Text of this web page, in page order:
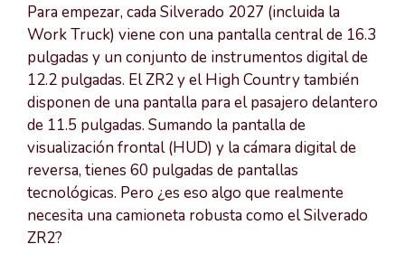
Para empezar, cada Silverado 2027 (incluida la
Work Truck) viene con una pantalla central de 16.3
pulgadas y un conjunto de instrumentos digital de
12.2 pulgadas. El ZR2 y el High Country también
disponen de una pantalla para el pasajero delantero
de 11.5 pulgadas. Sumando la pantalla de
visualización frontal (HUD) y la cámara digital de
reversa, tienes 60 pulgadas de pantallas
tecnológicas. Pero ¿es eso algo que realmente
necesita una camioneta robusta como el Silverado
ZR2?